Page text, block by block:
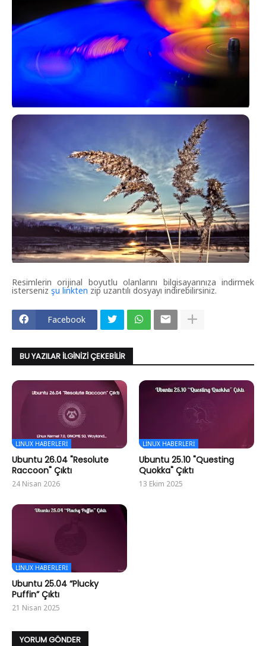
Resimlerin orijinal boyutlu olanlarını bilgisayarınıza indirmek
isterseniz şu linkten zip uzantılı dosyayı indirebilirsiniz.
Facebook
BU YAZILAR İLGINIZI ÇEKEBILIR
LINUX HABERLERI
Ubuntu 26.04 "Resolute
Raccoon" Çıktı
24 Nisan 2026
LINUX HABERLERI
Ubuntu 25.10 "Questing
Quokka" Çıktı
13 Ekim 2025
LINUX HABERLERI
Ubuntu 25.04 “Plucky
Puffin” Çıktı
21 Nisan 2025
YORUM GÖNDER